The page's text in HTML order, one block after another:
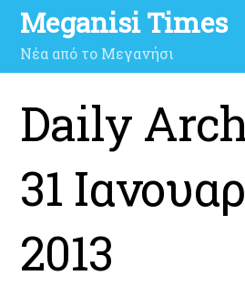
Meganisi Times
Νέα από το Μεγανήσι
Daily
31
2013